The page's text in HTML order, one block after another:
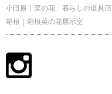
小田原｜菜の花 暮らしの道具店
箱根｜箱根菜の花展示室